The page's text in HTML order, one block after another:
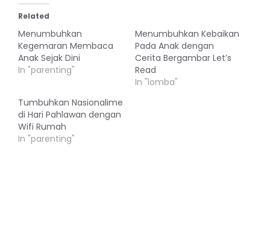
Related
Menumbuhkan
Kegemaran Membaca
Anak Sejak Dini
In "parenting"
Menumbuhkan Kebaikan
Pada Anak dengan
Cerita Bergambar Let’s
Read
In "lomba"
Tumbuhkan Nasionalime
di Hari Pahlawan dengan
Wifi Rumah
In "parenting"